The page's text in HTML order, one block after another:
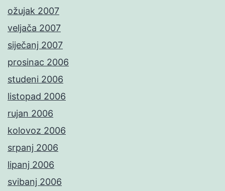
ožujak 2007
veljača 2007
siječanj 2007
prosinac 2006
studeni 2006
listopad 2006
rujan 2006
kolovoz 2006
srpanj 2006
lipanj 2006
svibanj 2006